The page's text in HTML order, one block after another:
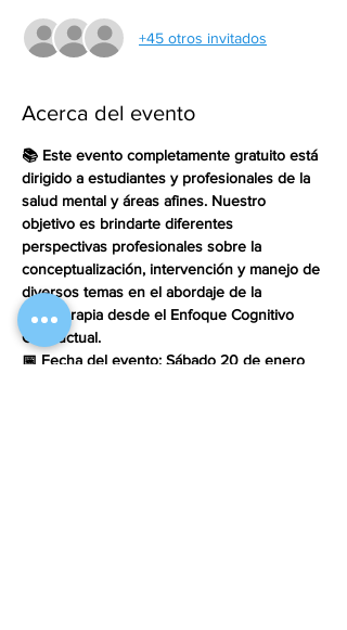
+45 otros invitados
Acerca del evento
📚 Este evento completamente gratuito está
dirigido a estudiantes y profesionales de la
salud mental y áreas afines. Nuestro
objetivo es brindarte diferentes
perspectivas profesionales sobre la
conceptualización, intervención y manejo de
diversos temas en el abordaje de la
Psicoterapia desde el Enfoque Cognitivo
Conductual.
📅 Fecha del evento: Sábado 20 de enero